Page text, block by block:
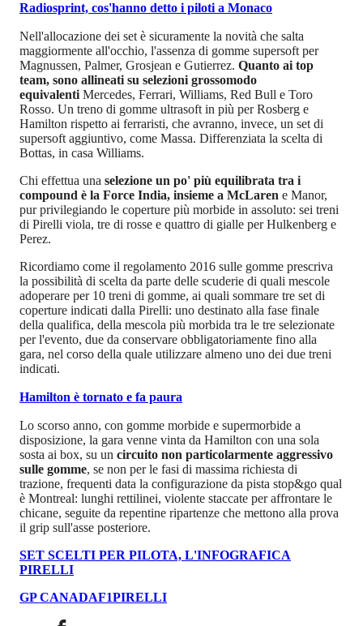
Radiosprint, cos'hanno detto i piloti a Monaco
Nell'allocazione dei set è sicuramente la novità che salta
maggiormente all'occhio, l'assenza di gomme supersoft per
Magnussen, Palmer, Grosjean e Gutierrez. Quanto ai top
team, sono allineati su selezioni grossomodo
equivalenti Mercedes, Ferrari, Williams, Red Bull e Toro
Rosso. Un treno di gomme ultrasoft in più per Rosberg e
Hamilton rispetto ai ferraristi, che avranno, invece, un set di
supersoft aggiuntivo, come Massa. Differenziata la scelta di
Bottas, in casa Williams.
Chi effettua una selezione un po' più equilibrata tra i
compound è la Force India, insieme a McLaren e Manor,
pur privilegiando le coperture più morbide in assoluto: sei treni
di Pirelli viola, tre di rosse e quattro di gialle per Hulkenberg e
Perez.
Ricordiamo come il regolamento 2016 sulle gomme prescriva
la possibilità di scelta da parte delle scuderie di quali mescole
adoperare per 10 treni di gomme, ai quali sommare tre set di
coperture indicati dalla Pirelli: uno destinato alla fase finale
della qualifica, della mescola più morbida tra le tre selezionate
per l'evento, due da conservare obbligatoriamente fino alla
gara, nel corso della quale utilizzare almeno uno dei due treni
indicati.
Hamilton è tornato e fa paura
Lo scorso anno, con gomme morbide e supermorbide a
disposizione, la gara venne vinta da Hamilton con una sola
sosta ai box, su un circuito non particolarmente aggressivo
sulle gomme, se non per le fasi di massima richiesta di
trazione, frequenti data la configurazione da pista stop&go qual
è Montreal: lunghi rettilinei, violente staccate per affrontare le
chicane, seguite da repentine ripartenze che mettono alla prova
il grip sull'asse posteriore.
SET SCELTI PER PILOTA, L'INFOGRAFICA
PIRELLI
GP CANADAF1PIRELLI